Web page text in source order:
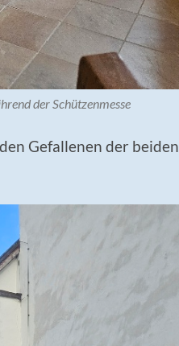
der Schützenmesse
Gefallenen der beiden